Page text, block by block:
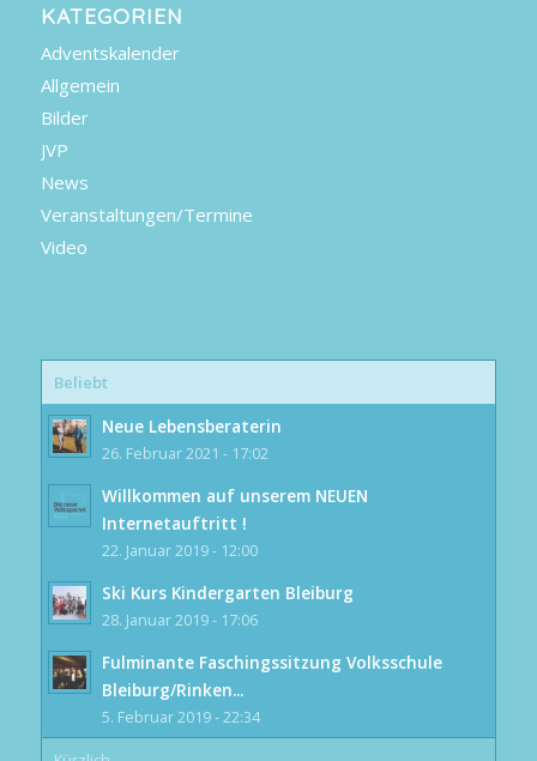
KATEGORIEN
Adventskalender
Allgemein
Bilder
JVP
News
Veranstaltungen/Termine
Video
Beliebt
Neue Lebensberaterin
26. Februar 2021 - 17:02
Willkommen auf unserem NEUEN
Internetauftritt !
22. Januar 2019 - 12:00
Ski Kurs Kindergarten Bleiburg
28. Januar 2019 - 17:06
Fulminante Faschingssitzung Volksschule
Bleiburg/Rinken...
5. Februar 2019 - 22:34